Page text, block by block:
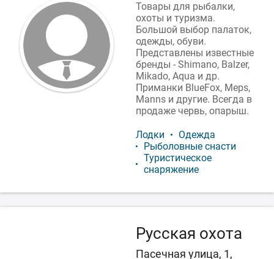
Товары для рыбалки,
охоты и туризма.
Большой выбор палаток,
одежды, обуви.
Представлены известные
бренды - Shimano, Balzer,
Mikado, Aqua и др.
Приманки BlueFox, Meps,
Manns и другие. Всегда в
продаже червь, опарыш.
Лодки
Одежда
Рыболовные снасти
Туристическое
снаряжение
Русская охота
Пасечная улица, 1,